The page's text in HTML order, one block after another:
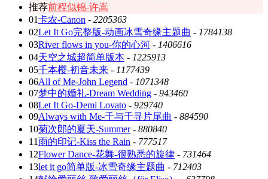
推荐前程似锦-许嵩
01卡农-Canon - 2205363
02Let It Go完整版-动画冰雪奇缘主题曲 - 1784138
03River flows in you-你的心河 - 1406616
04天空之城超简单版本 - 1225913
05千本樱-初音未来 - 1177439
06All of Me-John Legend - 1071348
07梦中的婚礼-Dream Wedding - 943460
08Let It Go-Demi Lovato - 929740
09Always with Me-千与千寻片尾曲 - 884590
10菊次郎的夏天-Summer- 880840
11雨的印记-Kiss the Rain - 777517
12Flower Dance-花舞-很熟悉的旋律 - 731464
13let it go简单版-冰雪奇缘主题曲 - 712403